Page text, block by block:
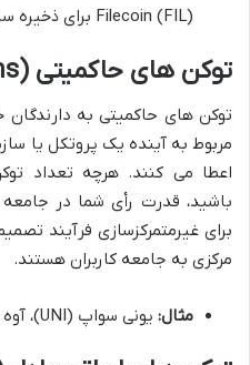
Filecoin (FIL) برای ذخیره سازی غیرمتمرکز.
توکن های حاکمیتی (Governance Tokens)
توکن های حاکمیتی به
اعطا می کنند. هرچه تعداد
باشید، قدرت رأی شما در
برای غیرمتمرکزسازی فرآیند
مرکزی به جامعه کاربران هستند.
مثال: یونی سواپ (UNI)، آوه (AAVE)، کامپاند (COMP).